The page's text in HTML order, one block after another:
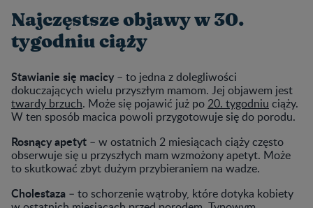
Najczęstsze objawy w 30.
tygodniu ciąży
Stawianie się macicy– to jedna z dolegliwości
dokuczających wielu przyszłym mamom. Jej objawem jest
twardy brzuch. Może się pojawić już po 20. tygodniu ciąży.
W ten sposób macica powoli przygotowuje się do porodu.
Rosnący apetyt – w ostatnich 2 miesiącach ciąży często
obserwuje się u przyszłych mam wzmożony apetyt. Może
to skutkować zbyt dużym przybieraniem na wadze.
Cholestaza – to schorzenie wątroby, które dotyka kobiety